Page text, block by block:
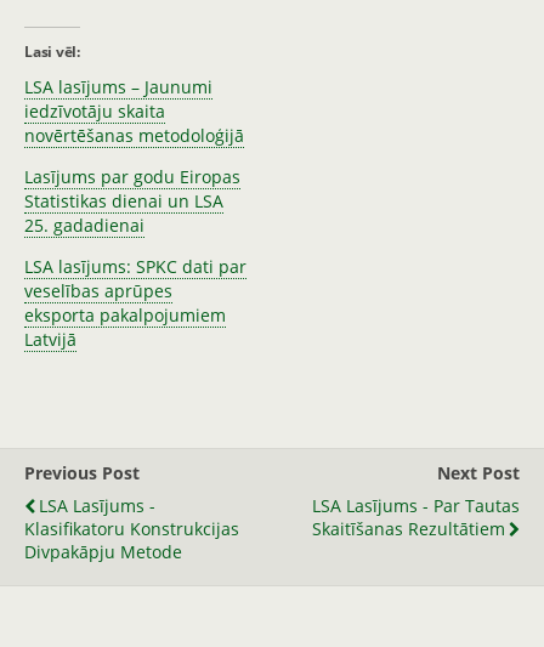
Lasi vēl:
LSA lasījums – Jaunumi
iedzīvotāju skaita
novērtēšanas metodoloģijā
Lasījums par godu Eiropas
Statistikas dienai un LSA
25. gadadienai
LSA lasījums: SPKC dati par
veselības aprūpes
eksporta pakalpojumiem
Latvijā
Previous Post
LSA Lasījums -
Klasifikatoru Konstrukcijas
Divpakāpju Metode
Next Post
LSA Lasījums - Par Tautas
Skaitīšanas Rezultātiem